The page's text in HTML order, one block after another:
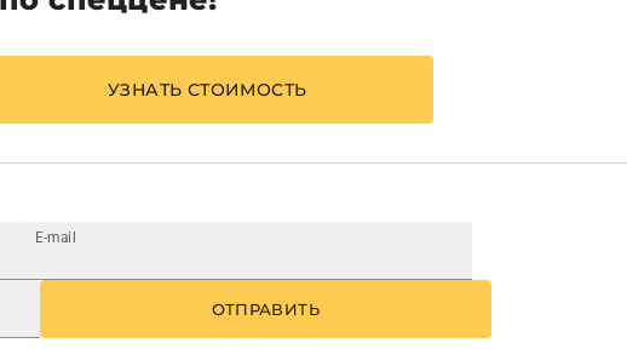
УЗНАТЬ СТОИМОСТЬ
E-mail
ОТПРАВИТЬ